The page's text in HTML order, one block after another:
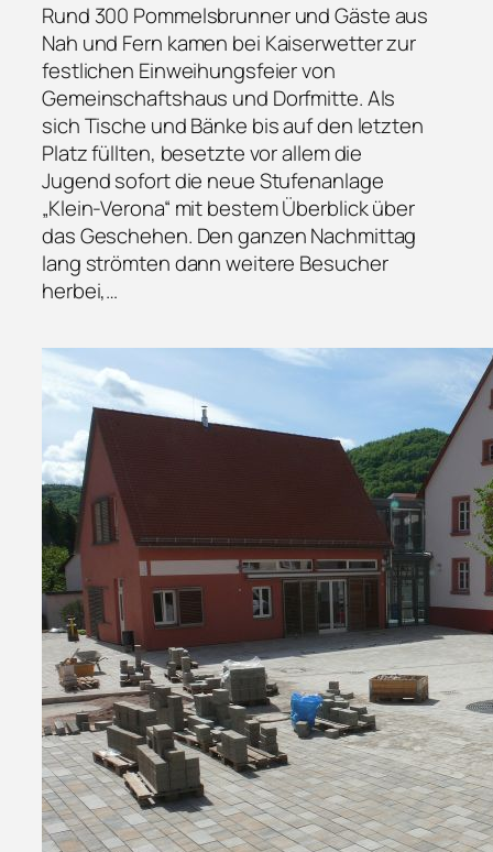
Rund 300 Pommelsbrunner und Gäste aus
Nah und Fern kamen bei Kaiserwetter zur
festlichen Einweihungsfeier von
Gemeinschaftshaus und Dorfmitte. Als
sich Tische und Bänke bis auf den letzten
Platz füllten, besetzte vor allem die
Jugend sofort die neue Stufenanlage
„Klein-Verona“ mit bestem Überblick über
das Geschehen. Den ganzen Nachmittag
lang strömten dann weitere Besucher
herbei,…